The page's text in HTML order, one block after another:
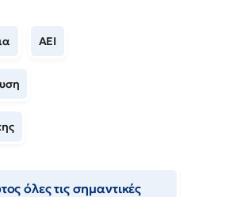
ΑΕΙ
όλες τις σημαντικές